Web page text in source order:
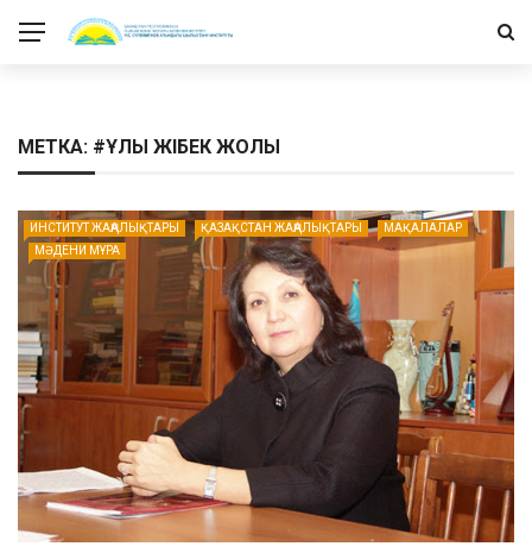
МЕТКА: #ҰЛЫ ЖІБЕК ЖОЛЫ
ИНСТИТУТ ЖАҢАЛЫҚТАРЫ ҚАЗАҚСТАН ЖАҢАЛЫҚТАРЫ
МАҚАЛАЛАР
МӘДЕНИ МҰРА